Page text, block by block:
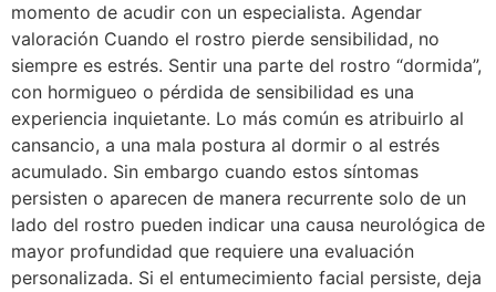
momento de acudir con un especialista. Agendar
valoración Cuando el rostro pierde sensibilidad, no
siempre es estrés. Sentir una parte del rostro “dormida”,
con hormigueo o pérdida de sensibilidad es una
experiencia inquietante. Lo más común es atribuirlo al
cansancio, a una mala postura al dormir o al estrés
acumulado. Sin embargo cuando estos síntomas
persisten o aparecen de manera recurrente solo de un
lado del rostro pueden indicar una causa neurológica de
mayor profundidad que requiere una evaluación
personalizada. Si el entumecimiento facial persiste, deja